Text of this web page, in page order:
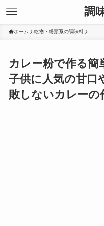
調
ホーム 乾物・粉類系の調味料
カレー粉で作る簡
子供に人気の甘口
敗しないカレーの